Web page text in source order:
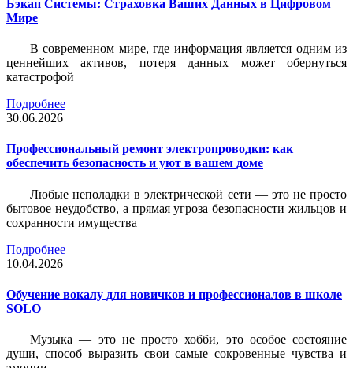
Бэкап Системы: Страховка Ваших Данных в Цифровом
Мире
В современном мире, где информация является одним из
ценнейших активов, потеря данных может обернуться
катастрофой
Подробнее
30.06.2026
Профессиональный ремонт электропроводки: как
обеспечить безопасность и уют в вашем доме
Любые неполадки в электрической сети — это не просто
бытовое неудобство, а прямая угроза безопасности жильцов и
сохранности имущества
Подробнее
10.04.2026
Обучение вокалу для новичков и профессионалов в школе
SOLO
Музыка — это не просто хобби, это особое состояние
души, способ выразить свои самые сокровенные чувства и